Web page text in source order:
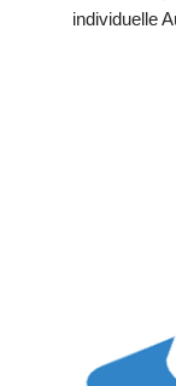
individuelle